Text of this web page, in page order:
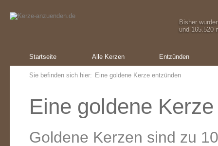
Bisher
und 165.520
Startseite Alle Kerzen Entzünden
Sie befinden sich hier: Eine goldene Kerze entzünden
Eine goldene
Goldene Kerzen sind zu